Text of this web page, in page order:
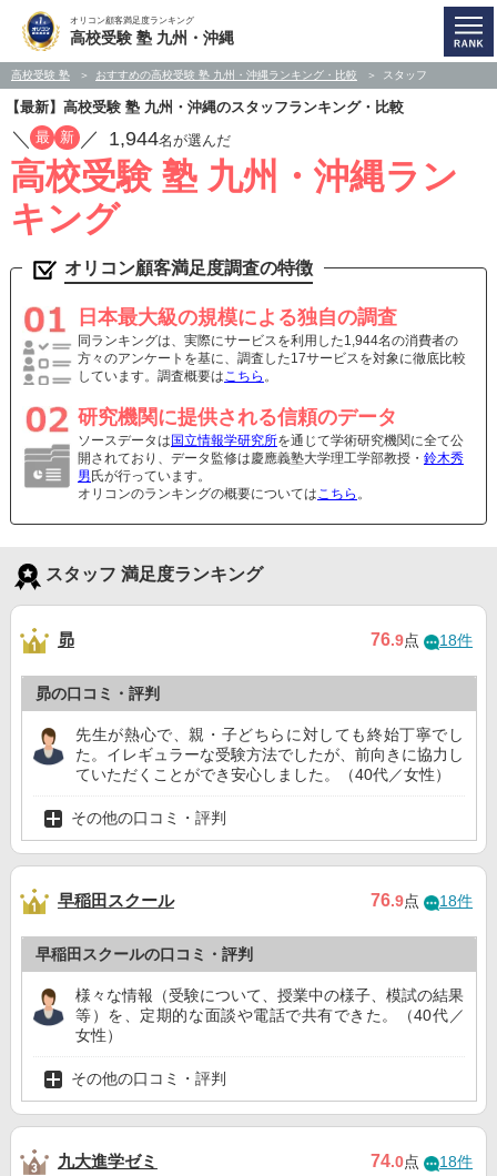
オリコン顧客満足度ランキング
高校受験 塾 九州・沖縄
高校受験 塾 おすすめの高校受験 塾 九州・沖縄ランキング・比較 スタッフ
【最新】高校受験 塾 九州・沖縄のスタッフランキング・比較
／ 最 新 ／ 1,944名が選んだ
高校受験 塾 九州・沖縄ラン
キング
オリコン顧客満足度調査の特徴
日本最大級の規模による独自の調査
同ランキングは、実際にサービスを利用した1,944名の消費者の
方々のアンケートを基に、調査した17サービスを対象に徹底比較
しています。調査概要はこちら 。
研究機関に提供される信頼のデータ
ソースデータは 国立情報学研究所を通じて学術研究機関に全て公
開されており、データ監修は慶應義塾大学理工学部教授・ 鈴木秀
男 氏が行っています。
オリコンのランキングの概要についてはこちら 。
スタッフ 満足度ランキング
昴 76.9点 18件
昴の口コミ・評判
先生が熱心で、親・子どちらに対しても終始丁寧でし
た。イレギュラーな受験方法でしたが、前向きに協力し
ていただくことができ安心しました。（40代／女性）
その他の口コミ・評判
早稲田スクール 76.9点 18件
早稲田スクールの口コミ・評判
様々な情報（受験について、授業中の様子、模試の結果
等）を、定期的な面談や電話で共有できた。（40代／
女性）
その他の口コミ・評判
九大進学ゼミ 74.0点 18件